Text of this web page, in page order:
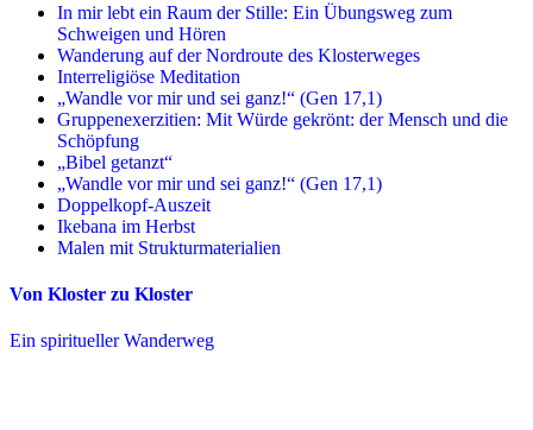
In mir lebt ein Raum der Stille: Ein Übungsweg zum
Schweigen und Hören
Wanderung auf der Nordroute des Klosterweges
Interreligiöse Meditation
„Wandle vor mir und sei ganz!“ (Gen 17,1)
Gruppenexerzitien: Mit Würde gekrönt: der Mensch und die
Schöpfung
„Bibel getanzt“
„Wandle vor mir und sei ganz!“ (Gen 17,1)
Doppelkopf-Auszeit
Ikebana im Herbst
Malen mit Strukturmaterialien
Von Kloster zu Kloster
Ein spiritueller Wanderweg